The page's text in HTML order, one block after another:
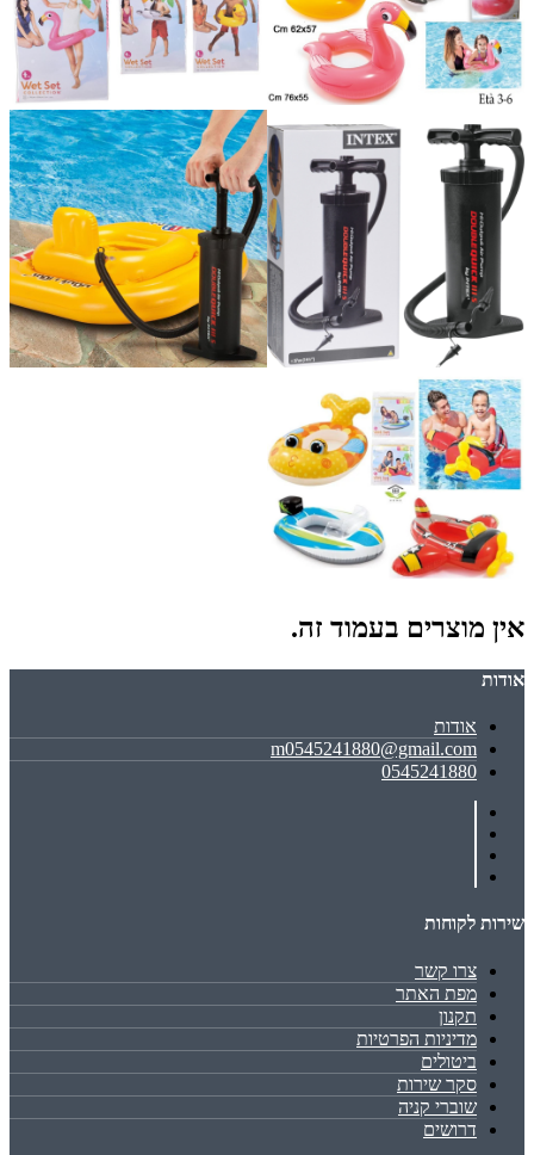
אין מוצרים בעמוד זה.
אודות
אודות
m0545241880@gmail.com
0545241880
שירות לקוחות
צרו קשר
מפת האתר
תקנון
מדיניות הפרטיות
ביטולים
סקר שירות
שוברי קניה
דרושים